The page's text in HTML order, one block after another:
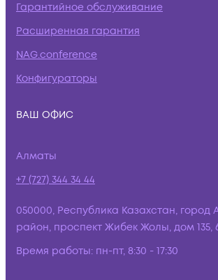
Гарантийное обслуживание
Расширенная гарантия
NAG.conference
Конфигураторы
ВАШ ОФИС
Алматы
+7 (727) 344 34 44
050000, Республика Казахстан,
район, проспект Жибек Жолы, дом 135,
Время работы: пн-пт, 8:30 - 17:30